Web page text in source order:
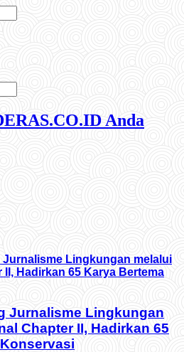
Anda
Jurnalisme Lingkungan
Chapter II, Hadirkan 65